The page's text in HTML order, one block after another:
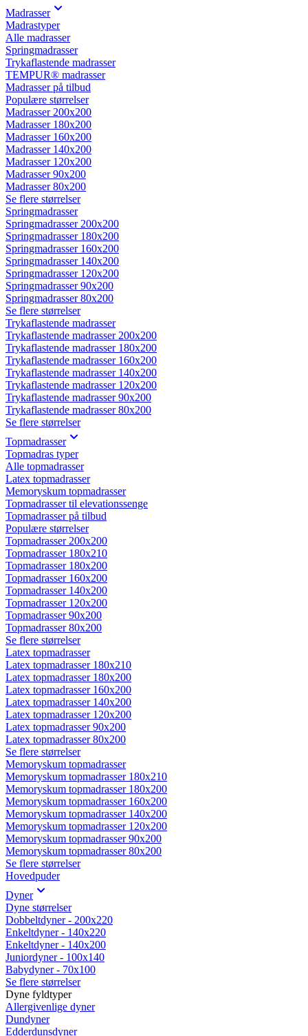
Madrasser
Madrastyper
Alle madrasser
Springmadrasser
Trykaflastende madrasser
TEMPUR® madrasser
Madrasser på tilbud
Populære størrelser
Madrasser 200x200
Madrasser 180x200
Madrasser 160x200
Madrasser 140x200
Madrasser 120x200
Madrasser 90x200
Madrasser 80x200
Se flere størrelser
Springmadrasser
Springmadrasser 200x200
Springmadrasser 180x200
Springmadrasser 160x200
Springmadrasser 140x200
Springmadrasser 120x200
Springmadrasser 90x200
Springmadrasser 80x200
Se flere størrelser
Trykaflastende madrasser
Trykaflastende madrasser 200x200
Trykaflastende madrasser 180x200
Trykaflastende madrasser 160x200
Trykaflastende madrasser 140x200
Trykaflastende madrasser 120x200
Trykaflastende madrasser 90x200
Trykaflastende madrasser 80x200
Se flere størrelser
Topmadrasser
Topmadras typer
Alle topmadrasser
Latex topmadrasser
Memoryskum topmadrasser
Topmadrasser til elevationssenge
Topmadrasser på tilbud
Populære størrelser
Topmadrasser 200x200
Topmadrasser 180x210
Topmadrasser 180x200
Topmadrasser 160x200
Topmadrasser 140x200
Topmadrasser 120x200
Topmadrasser 90x200
Topmadrasser 80x200
Se flere størrelser
Latex topmadrasser
Latex topmadrasser 180x210
Latex topmadrasser 180x200
Latex topmadrasser 160x200
Latex topmadrasser 140x200
Latex topmadrasser 120x200
Latex topmadrasser 90x200
Latex topmadrasser 80x200
Se flere størrelser
Memoryskum topmadrasser
Memoryskum topmadrasser 180x210
Memoryskum topmadrasser 180x200
Memoryskum topmadrasser 160x200
Memoryskum topmadrasser 140x200
Memoryskum topmadrasser 120x200
Memoryskum topmadrasser 90x200
Memoryskum topmadrasser 80x200
Se flere størrelser
Hovedpuder
Dyner
Dyne størrelser
Dobbeltdyner - 200x220
Enkeltdyner - 140x220
Enkeltdyner - 140x200
Juniordyner - 100x140
Babydyner - 70x100
Se flere størrelser
Dyne fyldtyper
Allergivenlige dyner
Dundyner
Edderdunsdyner